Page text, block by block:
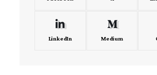
LinkedIn Medium